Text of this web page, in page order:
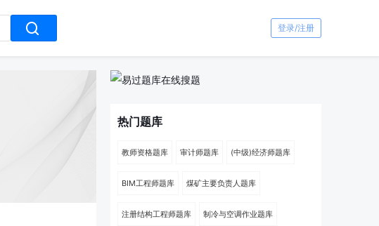
登录/注册
热门题库
教师资格题库 审计师题库 (中级)经济师题库
BIM工程师题库 煤矿主要负责人题库
注册结构工程师题库 制冷与空调作业题库